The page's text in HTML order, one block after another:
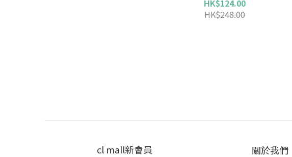
HK$124.00
HK$248.00
cl mall新會員 關於我們